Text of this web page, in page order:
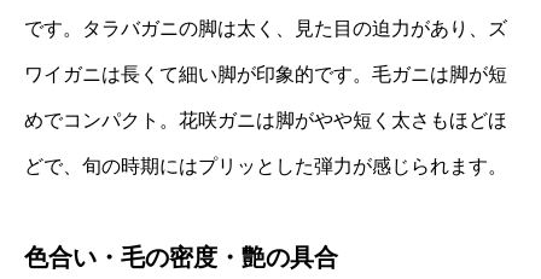
です。タラバガニの脚は太く、見た目の迫力があり、ズ
ワイガニは長くて細い脚が印象的です。毛ガニは脚が短
めでコンパクト。花咲ガニは脚がやや短く太さもほどほ
どで、旬の時期にはプリッとした弾力が感じられます。
色合い・毛の密度・艶の具合